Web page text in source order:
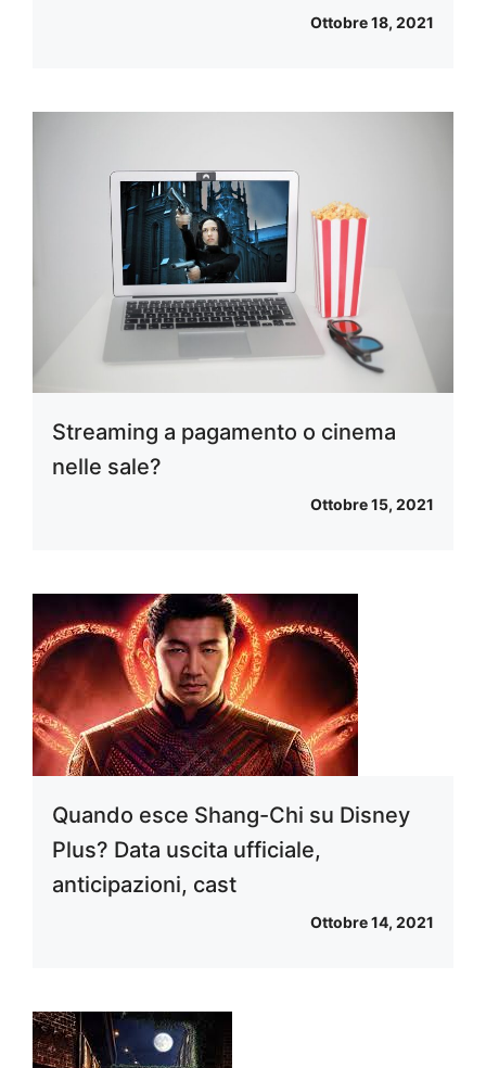
Ottobre 18, 2021
Streaming a pagamento o cinema
nelle sale?
Ottobre 15, 2021
Quando esce Shang-Chi su Disney
Plus? Data uscita ufficiale,
anticipazioni, cast
Ottobre 14, 2021